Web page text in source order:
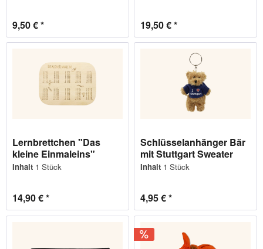
9,50 € * 19,50 € *
Lernbrettchen "Das
kleine Einmaleins"
Inhalt 1 Stück
14,90 € *
Schlüsselanhänger Bär
mit Stuttgart Sweater
Inhalt 1 Stück
4,95 € *